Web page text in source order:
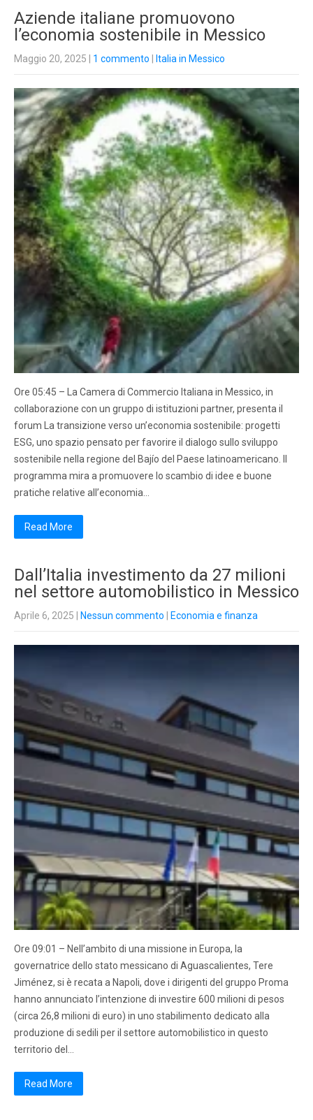
Aziende italiane promuovono
l’economia sostenibile in Messico
Maggio 20, 2025 1 commento Italia in Messico
Ore 05:45 – La Camera di Commercio Italiana in Messico, in
collaborazione con un gruppo di istituzioni partner, presenta il
forum La transizione verso un’economia sostenibile: progetti
ESG, uno spazio pensato per favorire il dialogo sullo sviluppo
sostenibile nella regione del Bajío del Paese latinoamericano. Il
programma mira a promuovere lo scambio di idee e buone
pratiche relative all’economia…
Read More
Dall’Italia investimento da 27 milioni
nel settore automobilistico in Messico
Aprile 6, 2025 Nessun commento Economia e finanza
Ore 09:01 – Nell’ambito di una missione in Europa, la
governatrice dello stato messicano di Aguascalientes, Tere
Jiménez, si è recata a Napoli, dove i dirigenti del gruppo Proma
hanno annunciato l’intenzione di investire 600 milioni di pesos
(circa 26,8 milioni di euro) in uno stabilimento dedicato alla
produzione di sedili per il settore automobilistico in questo
territorio del…
Read More